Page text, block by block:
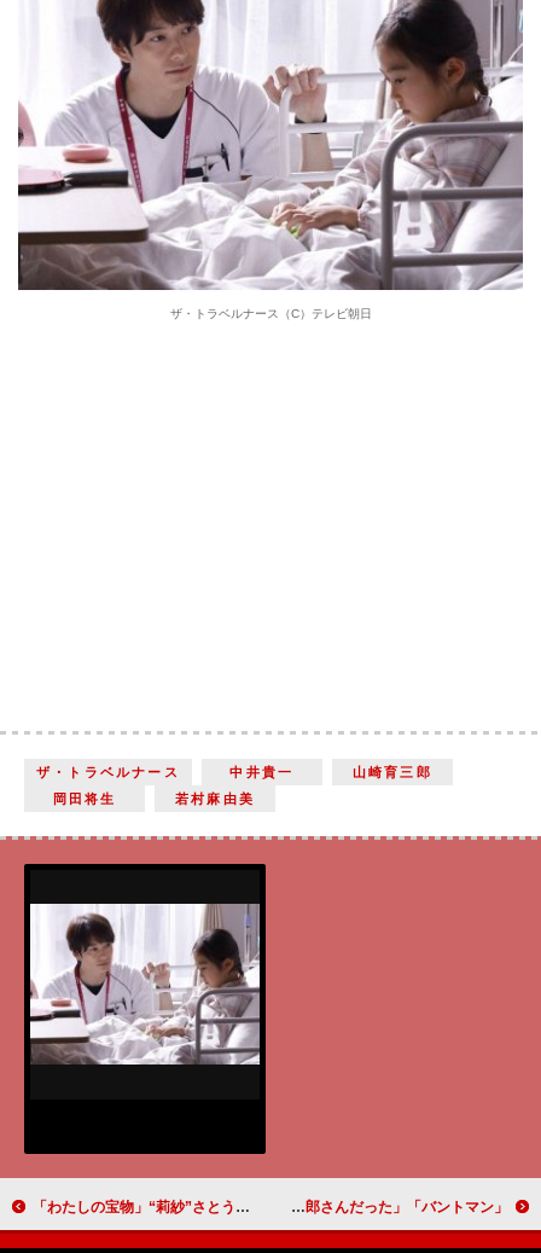
ザ・トラベルナース（C）テレビ朝日
ザ・トラベルナース 中井貴一
山崎育三郎
岡田将生
若村麻由美
「わたしの宝物」“莉紗”さとうほなみの言動にツッコミ殺到 「自分がしたことを棚に上げ過ぎ」「まず謝りなよ」 「バントマン」「元祖バントマンは佐野史郎さんだった」「人は誰かの犠牲精神によって生かされているんだ」